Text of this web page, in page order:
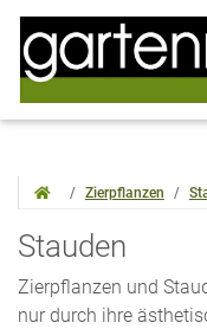
Zierpflanzen
Stauden
Zierpflanzen und
nur durch ihre